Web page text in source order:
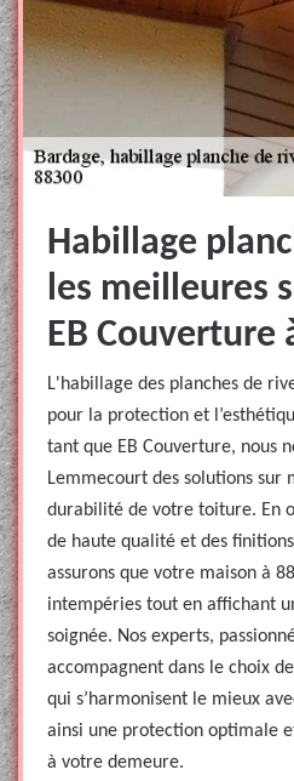
Habillage
les meilleures
EB Couverture
L'habillage des planches de
pour la protection et
tant que EB Couverture, nous
Lemmecourt des solutions sur
durabilité de votre toiture. En
de haute qualité et des
assurons que votre maison à
intempéries tout en affichant
soignée. Nos experts,
accompagnent dans le choix
qui s’harmonisent le mieux
ainsi une protection optimale
à votre demeure.